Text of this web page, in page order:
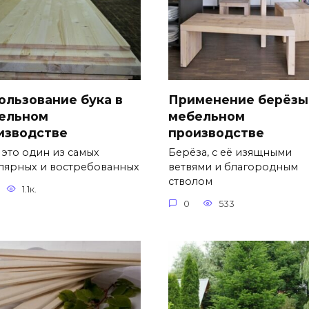
бука в
это один из самых
и востребованных
1.1к.
Применение
мебельном
производстве
Берёза, с её изящными
ветвями и благородным
стволом
0 533